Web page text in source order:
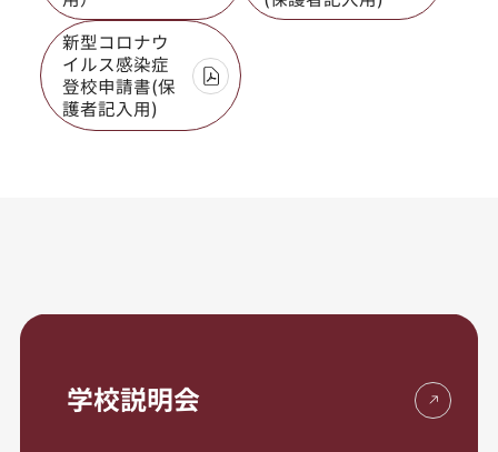
新型コロナウ
イルス感染症
登校申請書(保
護者記入用)
学校説明会